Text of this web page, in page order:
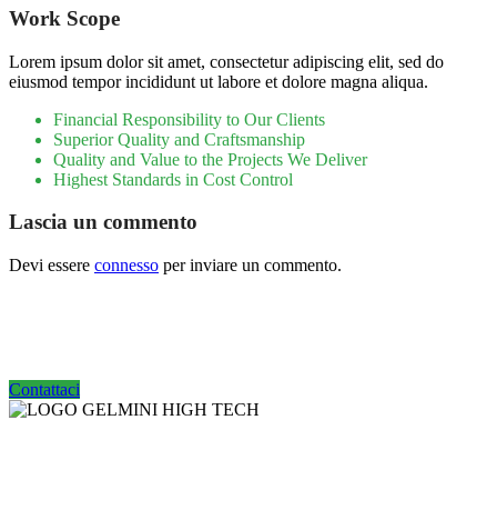
Work Scope
Lorem ipsum dolor sit amet, consectetur adipiscing elit, sed do
eiusmod tempor incididunt ut labore et dolore magna aliqua.
Financial Responsibility to Our Clients
Superior Quality and Craftsmanship
Quality and Value to the Projects We Deliver
Highest Standards in Cost Control
Lascia un commento
Devi essere connesso per inviare un commento.
Contattaci